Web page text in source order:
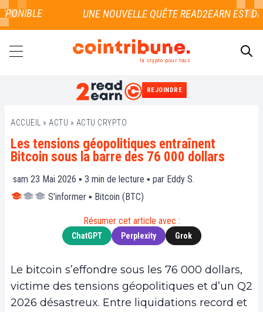
la crypto pour tous
REJOINDRE
ACCUEIL » ACTU » ACTU CRYPTO
Les tensions géopolitiques entraînent
Bitcoin sous la barre des 76 000 dollars
sam 23 Mai 2026 ▪ 3 min de lecture ▪ par Eddy S.
S'informer ▪ Bitcoin (BTC)
Résumer cet article avec :
ChatGPT Perplexity Grok
Le bitcoin s’effondre sous les 76 000 dollars,
victime des tensions géopolitiques et d’un Q2
2026 désastreux. Entre liquidations record et